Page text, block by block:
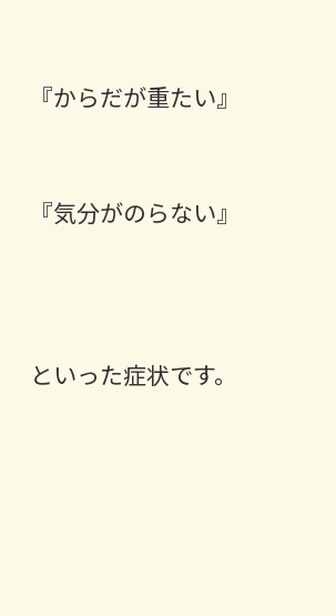
『からだが重たい』
『気分がのらない』
といった症状です。